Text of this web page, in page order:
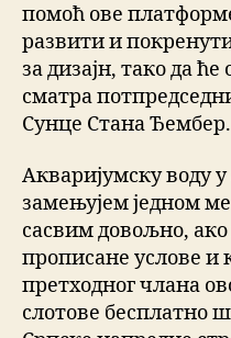
помоћ ове
развити и
за дизајн, тако да
сматра
Сунце Стана Ђембер.
Акваријумску воду
замењујем једном
сасвим довољно,
прописане услове и
претходног члана
слотове бесплатно